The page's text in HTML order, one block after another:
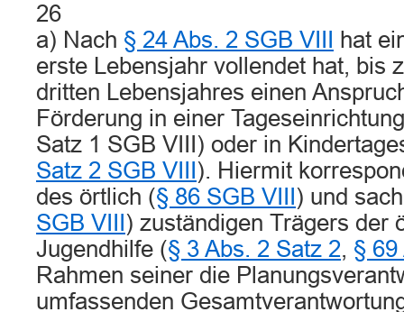
26
a) Nach § 24 Abs. 2 SGB VIII
hat
erste Lebensjahr vollendet hat, bis
dritten Lebensjahres einen
Förderung in einer
Satz 1 SGB VIII) oder in
Satz 2 SGB VIII ). Hiermit
des örtlich (§ 86 SGB VIII ) und
SGB VIII ) zuständigen Trägers der
Jugendhilfe (§ 3 Abs. 2 Satz 2, § 69
Rahmen seiner die
umfassenden